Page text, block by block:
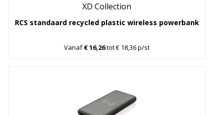
XD Collection
RCS standaard recycled plastic wireless powerbank
Vanaf€ 16,26tot € 18,36 p/st